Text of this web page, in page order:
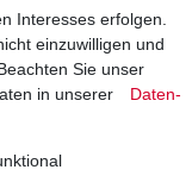
Interesses erfolgen.
einzuwilligen und
Sie unser
in unserer
Daten­